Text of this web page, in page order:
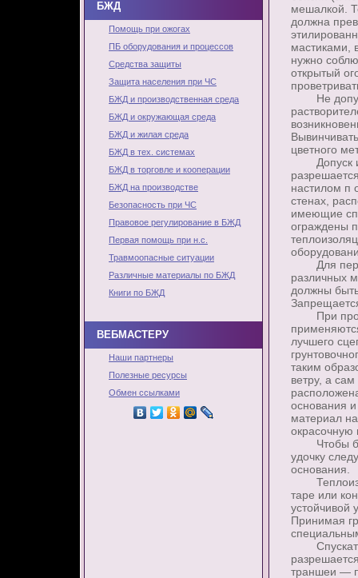
мешалкой.
должна
мастиками,
нужно
открытый
Не
цветного
Допуск
настилом п
стенах,
имеющие
ограждены
Для
различных
должны
При
лучшего
таким
ветру, а сам
основания
материал
окрасочную
Чтобы
удочку
основания.
таре или
устойчивой
Принимая
траншеи —
БЖД
Помощь при ожогах
ПБ оборудования и процессов
Средства защиты
Защита населения при ЧС
БЖД и производственная среда
БЖД и окружающая среда
БЖД и жилая среда
БЖД в тех. системах
БЖД в торговле и кооперации
БЖД на производстве
Безопасность при ЧС
Правовое регулирование в БЖД
Первая помощь при н.с.
Травмоопасные ситуации
Различные материалы по БЖД
Книги по БЖД
ВЕБМАСТЕРУ
Наши партнеры
Полезные ресурсы
Обмен ссылками